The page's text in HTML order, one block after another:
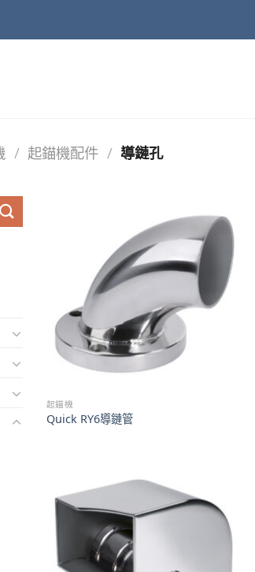
/ 起錨機配件 / 導鏈孔
起錨機
Quick RY6導鏈管